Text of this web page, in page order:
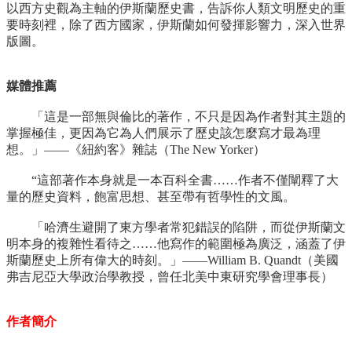
以西方史觀為主軸的伊斯蘭歷史書，告訴你人類文明歷史的重
要時刻裡，除了西方國家，伊斯蘭如何發揮影響力，深入世界
版圖。
媒體推薦
「這是一部無與倫比的著作，不只是因為作者對其主題的
掌握極佳，更因為它為人們展示了歷史該怎麼寫才最為理
想。」——《紐約客》雜誌（The New Yorker）
“這部著作本身就是一本百科全書……作者不僅闡釋了大
量的歷史資料，飽富思想、甚至帶有哲學性的文風。
「哈濟生避開了東方學者常犯錯誤的陷阱，而從伊斯蘭文
明本身的複雜性看待之……他寫作的範圍極為廣泛，涵蓋了伊
斯蘭歷史上所有偉大的時刻。」——William B. Quandt（美國
弗吉尼亞大學政治學教授，曾任北美中東研究學會理事長）
作者簡介